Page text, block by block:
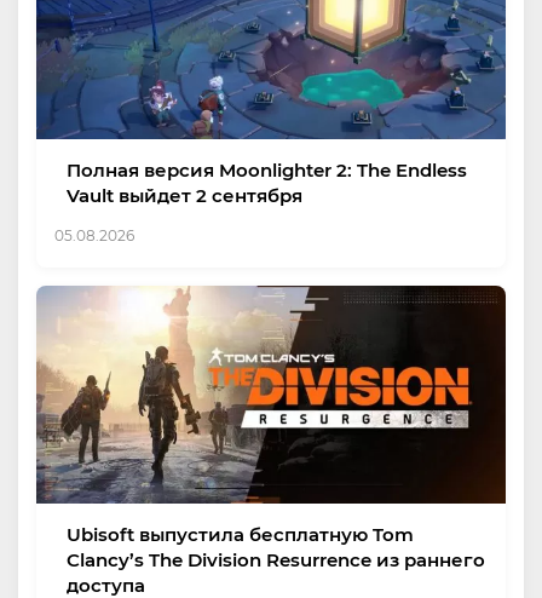
Полная версия Moonlighter 2: The Endless
Vault выйдет 2 сентября
05.08.2026
Ubisoft выпустила бесплатную Tom
Clancy’s The Division Resurrence из раннего
доступа